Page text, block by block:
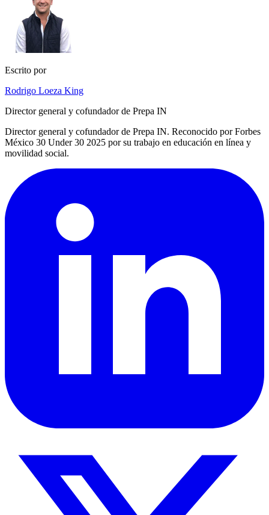
Escrito por
Rodrigo Loeza King
Director general y cofundador de Prepa IN
Director general y cofundador de Prepa IN. Reconocido por Forbes
México 30 Under 30 2025 por su trabajo en educación en línea y
movilidad social.